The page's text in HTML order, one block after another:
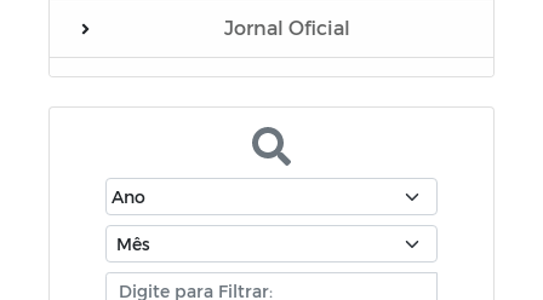
Jornal Oficial
Editais
Eleição Conselho Tutelar 2019